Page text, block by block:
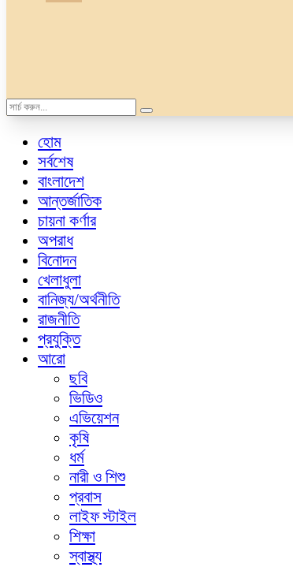
হোম
সর্বশেষ
বাংলাদেশ
আন্তর্জাতিক
চায়না কর্ণার
অপরাধ
বিনোদন
খেলাধুলা
বানিজ্য/অর্থনীতি
রাজনীতি
প্রযুক্তি
আরো
ছবি
ভিডিও
এভিয়েশন
কৃষি
ধর্ম
নারী ও শিশু
প্রবাস
লাইফ স্টাইল
শিক্ষা
স্বাস্থ্য